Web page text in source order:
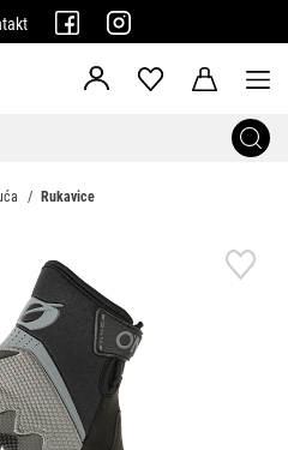
Rukavice